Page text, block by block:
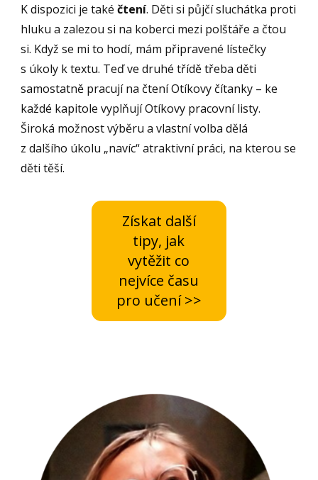
K dispozici je také čtení. Děti si půjčí sluchátka proti
hluku a zalezou si na koberci mezi polštáře a čtou
si. Když se mi to hodí, mám připravené lístečky
s úkoly k textu. Teď ve druhé třídě třeba děti
samostatně pracují na čtení Otíkovy čítanky – ke
každé kapitole vyplňují Otíkovy pracovní listy.
Široká možnost výběru a vlastní volba dělá
z dalšího úkolu „navíc“ atraktivní práci, na kterou se
děti těší.
Získat další
tipy, jak
vytěžit co
nejvíce času
pro učení >>